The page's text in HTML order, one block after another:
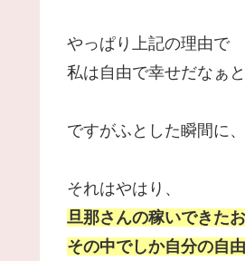
やっぱり上記の理由で
私は自由で幸せだなぁ
ですがふとした瞬間に
それはやはり、
旦那さんの稼いできた
その中でしか自分の自